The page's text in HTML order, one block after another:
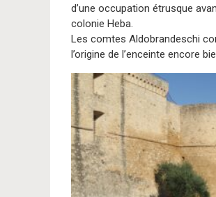
d’une occupation étrusque
colonie Heba.
Les comtes Aldobrandeschi
l’origine de l’enceinte encore